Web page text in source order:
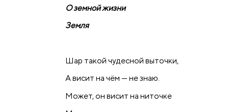
О земной жизни
Земля
Шар такой чудесной выточки,
А висит на чём — не знаю.
Может, он висит на ниточке